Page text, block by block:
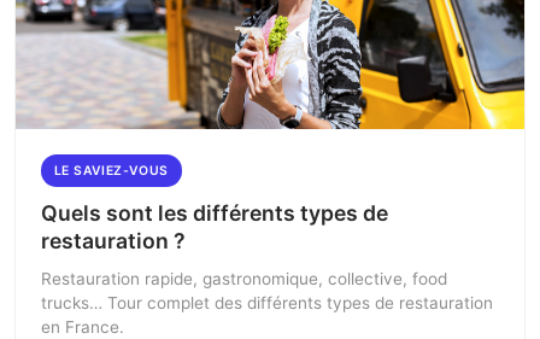
LE SAVIEZ-VOUS
Quels sont les différents types de
restauration ?
Restauration rapide, gastronomique, collective, food
trucks… Tour complet des différents types de restauration
en France.